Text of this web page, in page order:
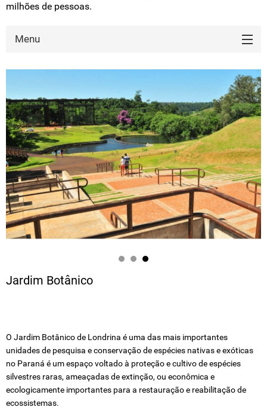
milhões de pessoas.
Menu
HISTÓRICO
CALENDÁRIO DE EVENTOS
MUSEU HISTÓRICO
FESTIVAL DE MÚSICA
CALÇADÃO DE LONDRINA
LAGO IGAPÓ
FESTIVAL DE TEATRO
PARQUE ARTHUR THOMAS
JARDIM BOTÂNICO
Jardim Botânico
O Jardim Botânico de Londrina é uma das mais importantes
unidades de pesquisa e conservação de espécies nativas e exóticas
no Paraná é um espaço voltado à proteção e cultivo de espécies
silvestres raras, ameaçadas de extinção, ou econômica e
ecologicamente importantes para a restauração e reabilitação de
ecossistemas.